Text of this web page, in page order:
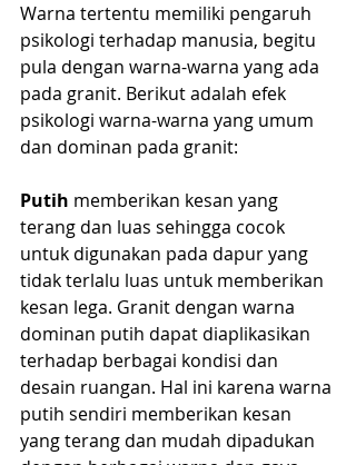
Warna tertentu memiliki pengaruh
psikologi terhadap manusia, begitu
pula dengan warna-warna yang ada
pada granit. Berikut adalah efek
psikologi warna-warna yang umum
dan dominan pada granit:
Putih memberikan kesan yang
terang dan luas sehingga cocok
untuk digunakan pada dapur yang
tidak terlalu luas untuk memberikan
kesan lega. Granit dengan warna
dominan putih dapat diaplikasikan
terhadap berbagai kondisi dan
desain ruangan. Hal ini karena warna
putih sendiri memberikan kesan
yang terang dan mudah dipadukan